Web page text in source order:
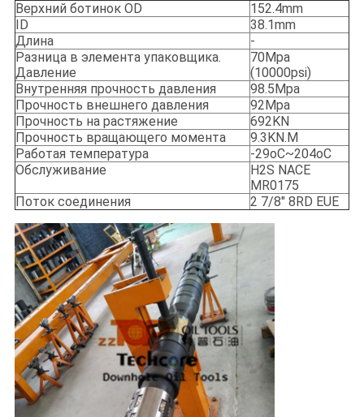
Верхний ботинок OD
152.4mm
ID
38.1mm
Длина
-
Разница в элемента упаковщика.
Давление
70Mpa
(10000psi)
Внутренняя прочность давления
98.5Mpa
Прочность внешнего давления
92Mpa
Прочность на растяжение
692KN
Прочность вращающего момента
9.3KN.M
Работая температура
-29oC~204oC
Обслуживание
H2S NACE
MR0175
Поток соединения
2 7/8" 8RD EUE